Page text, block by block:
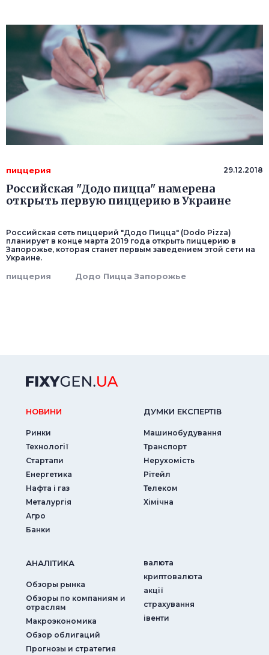
пиццерия 29.12.2018
Российская "Додо пицца" намерена
открыть первую пиццерию в Украине
Российская сеть пиццерий "Додо Пицца" (Dodo Pizza)
планирует в конце марта 2019 года открыть пиццерию в
Запорожье, которая станет первым заведением этой сети на
Украине.
пиццерия Додо Пицца Запорожье
НОВИНИ
Ринки
Технології
Стартапи
Енергетика
Нафта і газ
Металургія
Агро
Банки
ДУМКИ ЕКСПЕРТIВ
Машинобудування
Транспорт
Нерухомість
Рітейл
Телеком
Хімічна
АНАЛIТИКА
Обзоры рынка
Обзоры по компаниям и
отраслям
Макроэкономика
Обзор облигаций
Прогнозы и стратегия
валюта
криптовалюта
акції
страхування
iвенти